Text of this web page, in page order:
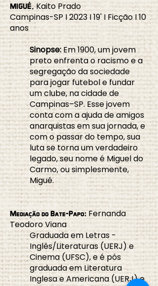
MIGUÉ,Kaito Prado
Campinas-SP I 2023 I 19' I Ficção I 10
anos
Sinopse: Em 1900, um jovem
preto enfrenta o racismo e a
segregação da sociedade
para jogar futebol e fundar
um clube, na cidade de
Campinas–SP. Esse jovem
conta com a ajuda de amigos
anarquistas em sua jornada, e
com o passar do tempo, sua
luta se torna um verdadeiro
legado, seu nome é Miguel do
Carmo, ou simplesmente,
Migué.
Mediação do Bate-Papo:Fernanda
Teodoro Viana
Graduada em Letras -
Inglês/Literaturas (UERJ) e
Cinema (UFSC), e é pós
graduada em Literatura
Inglesa e Americana (UERJ) e